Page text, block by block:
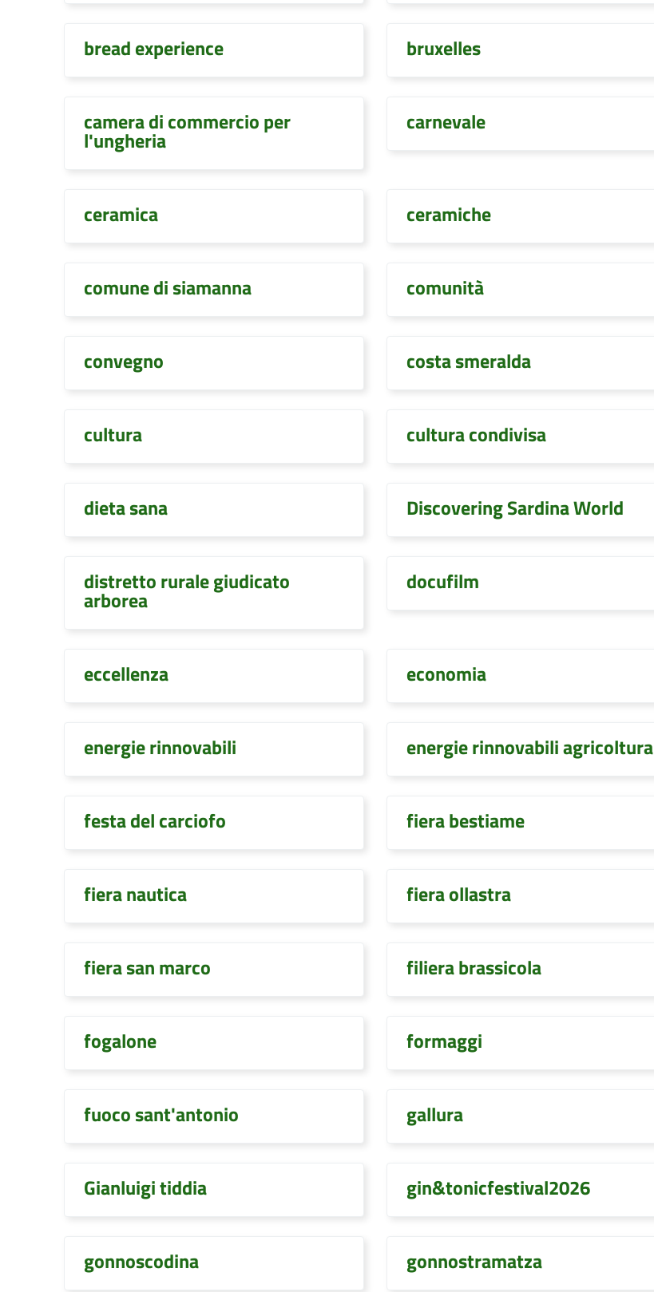
bread experience bruxelles
camera di commercio per
l'ungheria
carnevale
ceramica ceramiche
comune di siamanna comunità
convegno costa smeralda
cultura cultura condivisa
dieta sana Discovering Sardina World
distretto rurale giudicato
arborea
docufilm
eccellenza economia
energie rinnovabili energie rinnovabili agricoltura
festa del carciofo fiera bestiame
fiera nautica fiera ollastra
fiera san marco filiera brassicola
fogalone formaggi
fuoco sant'antonio gallura
Gianluigi tiddia gin&tonicfestival2026
gonnoscodina gonnostramatza